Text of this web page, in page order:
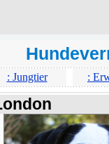
: Jungtier :